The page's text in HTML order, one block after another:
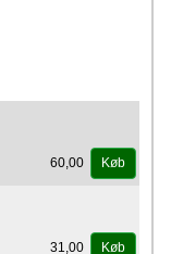
60,00 Køb
31,00 Køb